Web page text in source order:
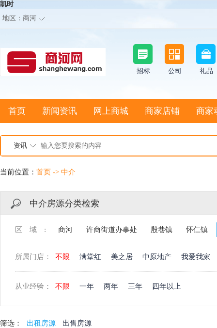
凯时
地区： 商河
招标 公司 礼品
首页 新闻资讯 网上商城 商家店铺 商家
资讯
当前位置： 首页 -> 中介
中介房源分类检索
区域: 商河 许商街道办事处 殷巷镇 怀仁镇
所属门店： 不限 满堂红 美之居 中原地产 我爱我家
从业经验： 不限 一年 两年 三年 四年以上
筛选： 出租房源 出售房源